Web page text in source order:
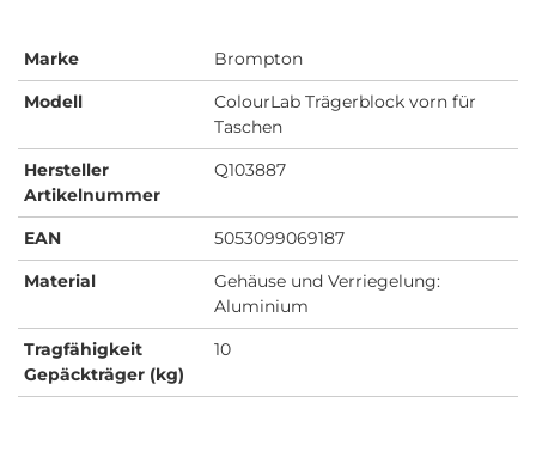
Marke
Brompton
Modell
ColourLab Trägerblock vorn für
Taschen
Hersteller
Artikelnummer
Q103887
EAN
5053099069187
Material
Gehäuse und Verriegelung:
Aluminium
Tragfähigkeit
Gepäckträger (kg)
10